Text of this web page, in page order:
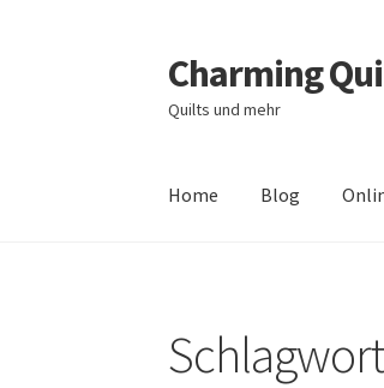
Zur
Navigation
springen
Zum
Inhalt
springen
Charming
Quilts und mehr
Home Blog
Zahlungsarten